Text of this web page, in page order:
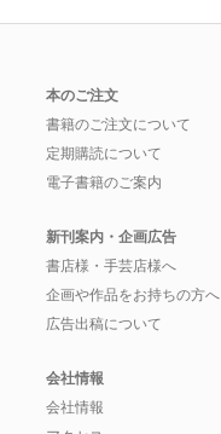
本のご注文
書籍のご注文について
定期購読について
電子書籍のご案内
新刊案内・企画広告
書店様・手芸店様へ
企画や作品をお持ちの方へ
広告出稿について
会社情報
会社情報